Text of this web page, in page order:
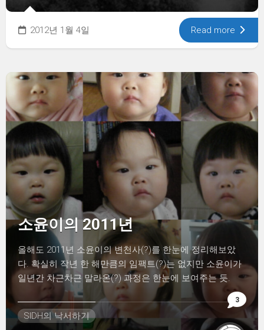
2012년 1월 4일 Read more
3
소윤이의 2011년
올해도 2011년 소윤이의 변천사(?)를 한눈에 정리해보았
다. 확실히 작년 한 해만큼의 임팩트(?)는 없지만 소윤이가
일년간 차근차근 말라온(?) 과정은 한눈에 보여주는 듯.
SIDH의 낙서하기